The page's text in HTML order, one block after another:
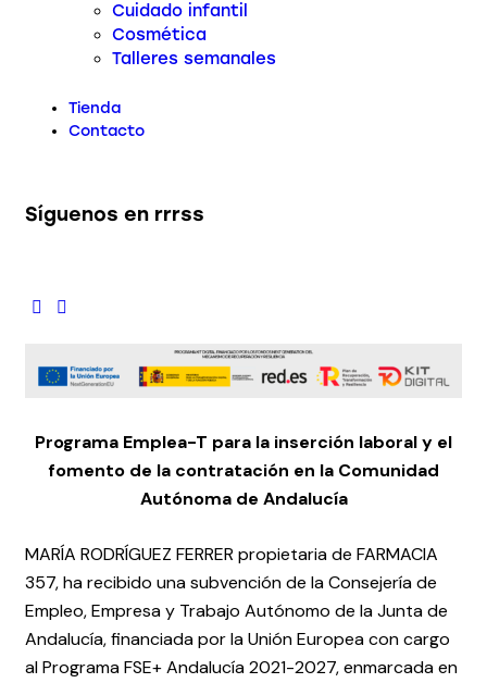
Cuidado infantil
Cosmética
Talleres semanales
Tienda
Contacto
Síguenos en rrrss
Programa Emplea-T para la inserción laboral y el
fomento de la contratación en la Comunidad
Autónoma de Andalucía
MARÍA RODRÍGUEZ FERRER propietaria de FARMACIA
357, ha recibido una subvención de la Consejería de
Empleo, Empresa y Trabajo Autónomo de la Junta de
Andalucía, financiada por la Unión Europea con cargo
al Programa FSE+ Andalucía 2021-2027, enmarcada en